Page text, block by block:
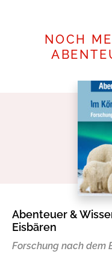
NOCH
Abenteuer &
Eisbären
Forschung nach dem